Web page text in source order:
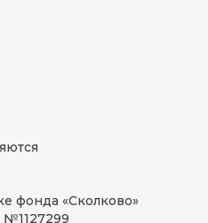
фонда «Сколково»